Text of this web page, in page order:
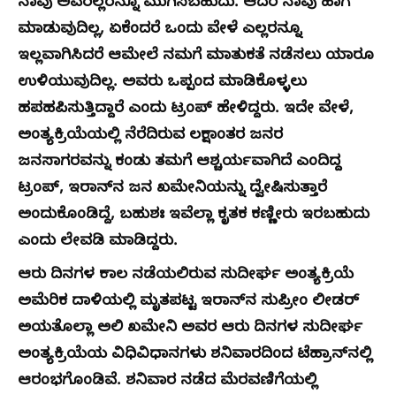
ಮಾಡುವುದಿಲ್ಲ, ಏಕೆಂದರೆ ಒಂದು ವೇಳೆ ಎಲ್ಲರನ್ನೂ
ಇಲ್ಲವಾಗಿಸಿದರೆ ಆಮೇಲೆ ನಮಗೆ ಮಾತುಕತೆ ನಡೆಸಲು ಯಾರೂ
ಉಳಿಯುವುದಿಲ್ಲ. ಅವರು ಒಪ್ಪಂದ ಮಾಡಿಕೊಳ್ಳಲು
ಹಪಹಪಿಸುತ್ತಿದ್ದಾರೆ ಎಂದು ಟ್ರಂಪ್ ಹೇಳಿದ್ದರು. ಇದೇ ವೇಳೆ,
ಅಂತ್ಯಕ್ರಿಯೆಯಲ್ಲಿ ನೆರೆದಿರುವ ಲಕ್ಷಾಂತರ ಜನರ
ಜನಸಾಗರವನ್ನು ಕಂಡು ತಮಗೆ ಆಶ್ಚರ್ಯವಾಗಿದೆ ಎಂದಿದ್ದ
ಟ್ರಂಪ್, ಇರಾನ್‌ನ ಜನ ಖಮೇನಿಯನ್ನು ದ್ವೇಷಿಸುತ್ತಾರೆ
ಅಂದುಕೊಂಡಿದ್ದೆ, ಬಹುಶಃ ಇವೆಲ್ಲಾ ಕೃತಕ ಕಣ್ಣೀರು ಇರಬಹುದು
ಎಂದು ಲೇವಡಿ ಮಾಡಿದ್ದರು.
ಆರು ದಿನಗಳ ಕಾಲ ನಡೆಯಲಿರುವ ಸುದೀರ್ಘ ಅಂತ್ಯಕ್ರಿಯೆ
ಅಮೆರಿಕ ದಾಳಿಯಲ್ಲಿ ಮೃತಪಟ್ಟ ಇರಾನ್‌ನ ಸುಪ್ರೀಂ ಲೀಡರ್
ಅಯತೊಲ್ಲಾ ಅಲಿ ಖಮೇನಿ ಅವರ ಆರು ದಿನಗಳ ಸುದೀರ್ಘ
ಅಂತ್ಯಕ್ರಿಯೆಯ ವಿಧಿವಿಧಾನಗಳು ಶನಿವಾರದಿಂದ ಟೆಹ್ರಾನ್‌ನಲ್ಲಿ
ಆರಂಭಗೊಂಡಿವೆ. ಶನಿವಾರ ನಡೆದ ಮೆರವಣಿಗೆಯಲ್ಲಿ